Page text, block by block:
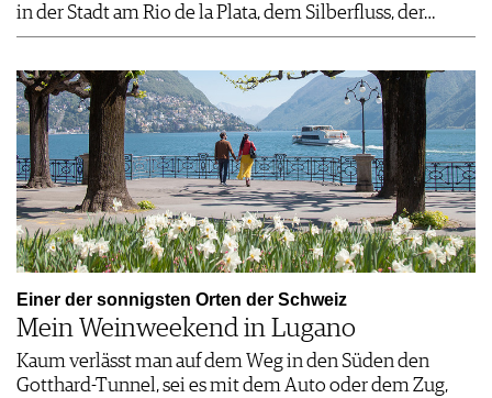
in der Stadt am Rio de la Plata, dem Silberfluss, der…
Einer der sonnigsten Orten der Schweiz
Mein Weinweekend in Lugano
Kaum verlässt man auf dem Weg in den Süden den
Gotthard-Tunnel, sei es mit dem Auto oder dem Zug,